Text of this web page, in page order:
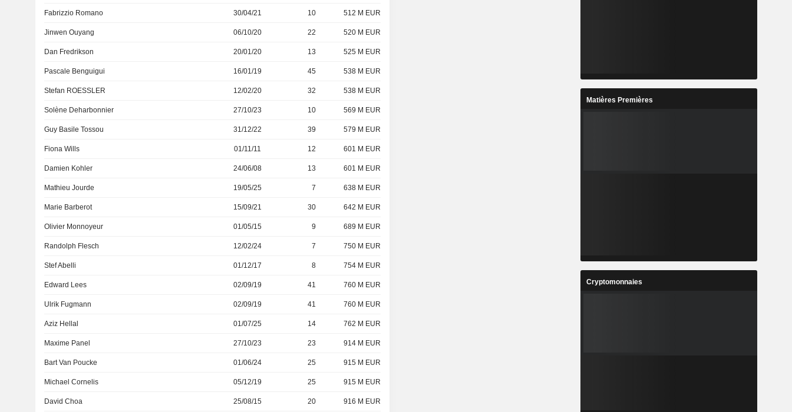
Fabrizzio Romano 30/04/21 10 512 M EUR
Jinwen Ouyang 06/10/20 22 520 M EUR
Dan Fredrikson 20/01/20 13 525 M EUR
Pascale Benguigui 16/01/19 45 538 M EUR
Stefan ROESSLER 12/02/20 32 538 M EUR
Solène Deharbonnier 27/10/23 10 569 M EUR
Guy Basile Tossou 31/12/22 39 579 M EUR
Fiona Wills 01/11/11 12 601 M EUR
Damien Kohler 24/06/08 13 601 M EUR
Mathieu Jourde 19/05/25 7 638 M EUR
Marie Barberot 15/09/21 30 642 M EUR
Olivier Monnoyeur 01/05/15 9 689 M EUR
Randolph Flesch 12/02/24 7 750 M EUR
Stef Abelli 01/12/17 8 754 M EUR
Edward Lees 02/09/19 41 760 M EUR
Ulrik Fugmann 02/09/19 41 760 M EUR
Aziz Hellal 01/07/25 14 762 M EUR
Maxime Panel 27/10/23 23 914 M EUR
Bart Van Poucke 01/06/24 25 915 M EUR
Michael Cornelis 05/12/19 25 915 M EUR
David Choa 25/08/15 20 916 M EUR
Matières Premières
Cryptomonnaies